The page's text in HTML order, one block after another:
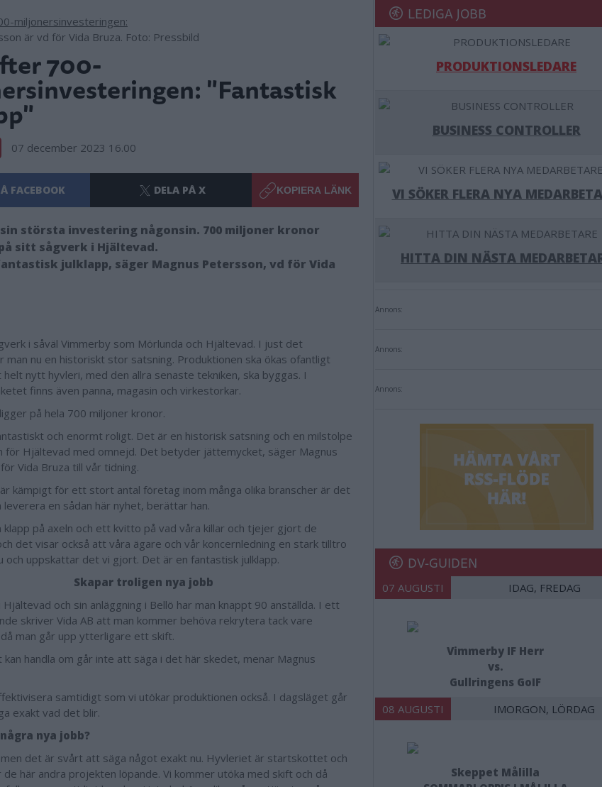
är vd för Vida Bruza. Foto: Pressbild
700-
"Fantastisk
07 december 2023 16.00
FACEBOOK DELA PÅ X KOPIERA LÄNK
sin största investering någonsin. 700 miljoner kronor
sitt sågverk i Hjältevad.
julklapp, säger Magnus Petersson, vd för Vida
i såväl Vimmerby som Mörlunda och Hjältevad. I just det
man nu en historiskt stor satsning. Produktionen ska ökas ofantligt
nytt hyvleri, med den allra senaste tekniken, ska byggas. I
finns även panna, magasin och virkestorkar.
på hela 700 miljoner kronor.
och enormt roligt. Det är en historisk satsning och en milstolpe
för Hjältevad med omnejd. Det betyder jättemycket, säger Magnus
Vida Bruza till vår tidning.
kämpigt för ett stort antal företag inom många olika branscher är det
leverera en sådan här nyhet, berättar han.
klapp på axeln och ett kvitto på vad våra killar och tjejer gjort de
det visar också att våra ägare och vår koncernledning en stark tilltro
och uppskattar det vi gjort. Det är en fantastisk julklapp.
Skapar troligen nya jobb
och sin anläggning i Bellö har man knappt 90 anställda. I ett
skriver Vida AB att man kommer behöva rekrytera tack vare
man går upp ytterligare ett skift.
kan handla om går inte att säga i det här skedet, menar Magnus
samtidigt som vi utökar produktionen också. I dagsläget går
exakt vad det blir.
nya jobb?
det är svårt att säga något exakt nu. Hyvleriet är startskottet och
de här andra projekten löpande. Vi kommer utöka med skift och då
LEDIGA JOBB
PRODUKTIONSLEDARE
BUSINESS CONTROLLER
VI SÖKER FLERA NYA
HITTA DIN NÄSTA
Annons:
Annons:
Annons:
DV-GUIDEN
07 AUGUSTI IDAG, FREDAG
Vimmerby IF Herr
vs.
Gullringens GoIF
08 AUGUSTI IMORGON, LÖRDAG
Skeppet Målilla